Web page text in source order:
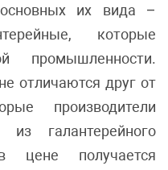
их вида –
которые
промышленности.
отличаются друг от
производители
из галантерейного
цене получается